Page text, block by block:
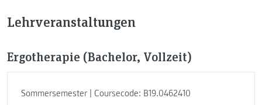
Lehrveranstaltungen
Ergotherapie (Bachelor, Vollzeit)
Sommersemester | Coursecode: B19.0462410